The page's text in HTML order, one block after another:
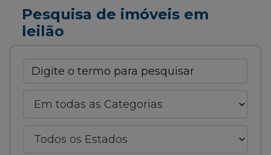
Pesquisa de imóveis em
leilão